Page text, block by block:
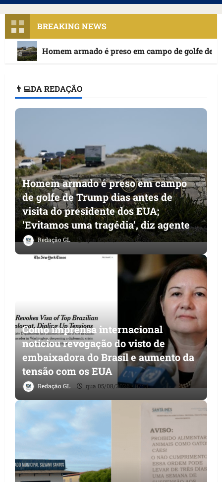
BREAKING NEWS
Homem armado é preso em campo de golfe de
👨‍💻DA REDAÇÃO
Homem armado é preso em campo
de golfe de Trump dias antes de
visita do presidente dos EUA;
‘Evitamos uma tragédia’, diz agente
Redação GL qua 05/08/2026 • 07:49
Como imprensa internacional
noticiou revogação do visto de
embaixadora do Brasil e aumento da
tensão com os EUA
Redação GL qua 05/08/2026 • 07:13